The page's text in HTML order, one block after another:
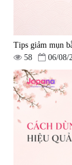
Tips giảm mụn
58
06/08/